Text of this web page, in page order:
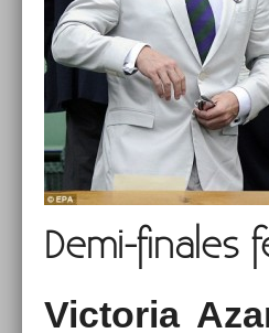
Demi-finales
Vic­toria